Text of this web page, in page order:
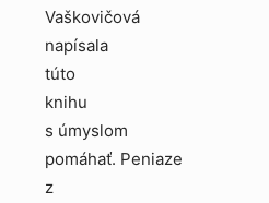
Vaškovičová
napísala
túto
knihu
s úmyslom
pomáhať. Peniaze
z